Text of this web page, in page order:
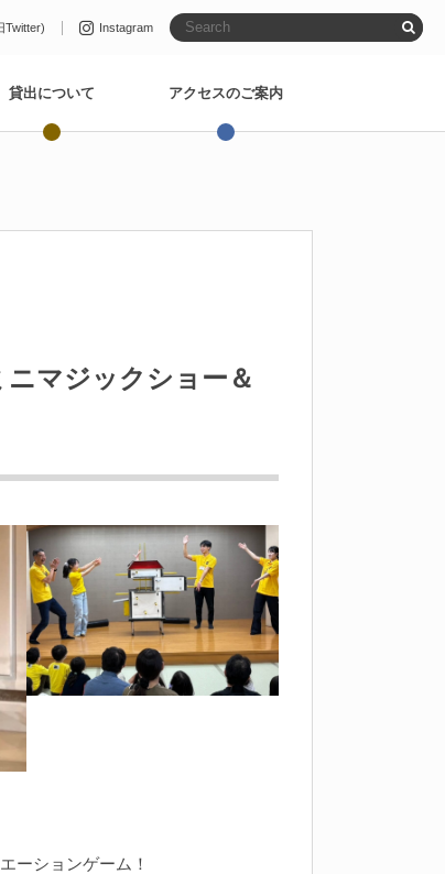
Twitter) Instagram
貸出について アクセスのご案内
マジックショー＆
ーションゲーム！